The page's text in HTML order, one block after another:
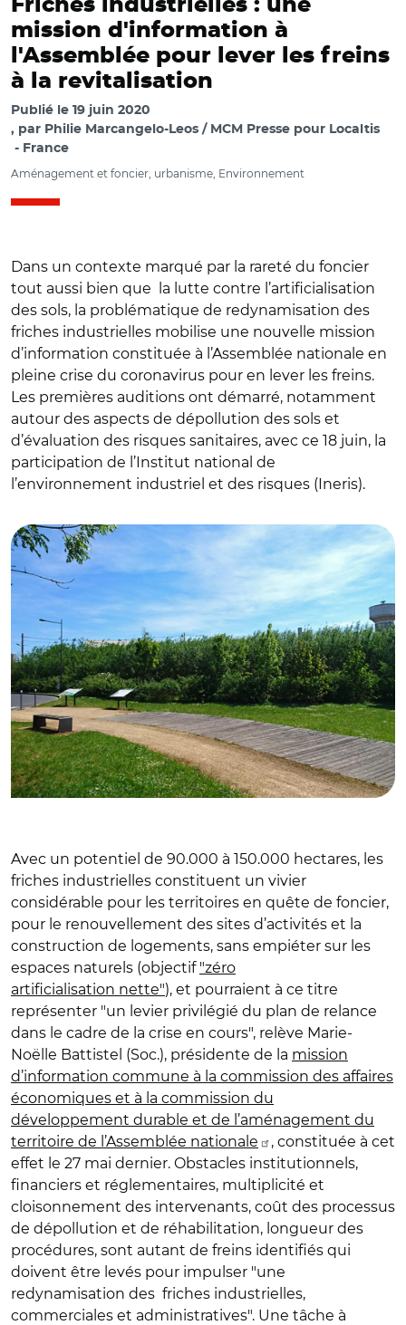
Friches industrielles : une
mission d'information à
l'Assemblée pour lever les freins
à la revitalisation
Publié le 19 juin 2020
par Philie Marcangelo-Leos / MCM Presse pour Localtis
France
Aménagement et foncier, urbanisme, Environnement
Dans un contexte marqué par la rareté du foncier
tout aussi bien que la lutte contre l’artificialisation
des sols, la problématique de redynamisation des
friches industrielles mobilise une nouvelle mission
d’information constituée à l’Assemblée nationale en
pleine crise du coronavirus pour en lever les freins.
Les premières auditions ont démarré, notamment
autour des aspects de dépollution des sols et
d’évaluation des risques sanitaires, avec ce 18 juin, la
participation de l’Institut national de
l’environnement industriel et des risques (Ineris).
Avec un potentiel de 90.000 à 150.000 hectares, les
friches industrielles constituent un vivier
considérable pour les territoires en quête de foncier,
pour le renouvellement des sites d’activités et la
construction de logements, sans empiéter sur les
espaces naturels (objectif "zéro
artificialisation nette"), et pourraient à ce titre
représenter "un levier privilégié du plan de relance
dans le cadre de la crise en cours", relève Marie-
Noëlle Battistel (Soc.), présidente de la mission
d’information commune à la commission des affaires
économiques et à la commission du
développement durable et de l’aménagement du
territoire de l’Assemblée nationale
, constituée à cet
effet le 27 mai dernier. Obstacles institutionnels,
financiers et réglementaires, multiplicité et
cloisonnement des intervenants, coût des processus
de dépollution et de réhabilitation, longueur des
procédures, sont autant de freins identifiés qui
doivent être levés pour impulser "une
redynamisation des friches industrielles,
commerciales et administratives". Une tâche à